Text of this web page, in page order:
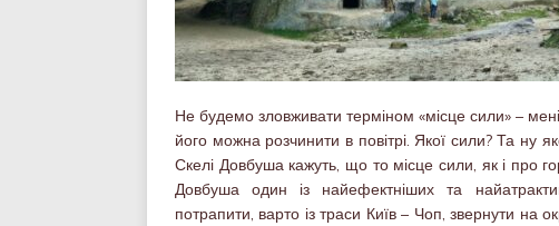
Не будемо зловживати терміном «місце сили» –
його можна розчинити в повітрі. Якої сили? Та ну
Скелі Довбуша кажуть, що то місце сили, як і про
Довбуша один із найефектніших та
потрапити, варто із траси Київ – Чоп, звернути на